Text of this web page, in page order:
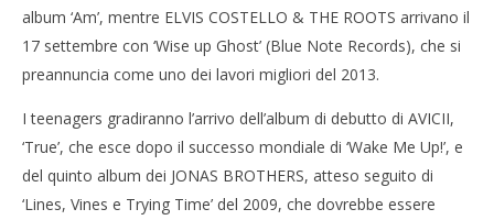
album ‘Am’, mentre ELVIS COSTELLO & THE ROOTS arrivano il
17 settembre con ‘Wise up Ghost’ (Blue Note Records), che si
preannuncia come uno dei lavori migliori del 2013.
I teenagers gradiranno l’arrivo dell’album di debutto di AVICII,
‘True’, che esce dopo il successo mondiale di ‘Wake Me Up!’, e
del quinto album dei JONAS BROTHERS, atteso seguito di
‘Lines, Vines e Trying Time’ del 2009, che dovrebbe essere